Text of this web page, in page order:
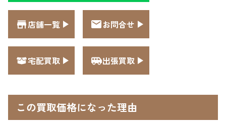
店舗一覧 お問合せ
宅配買取 出張買取
この買取価格になった理由